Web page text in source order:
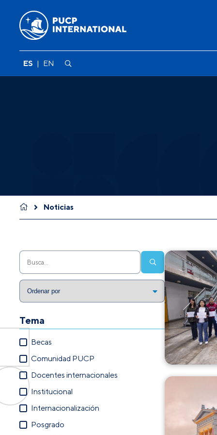
ES | EN
Noticias
Tema
Becas
Comunidad PUCP
Docentes internacionales
Institucional
Internacionalización
Posgrado